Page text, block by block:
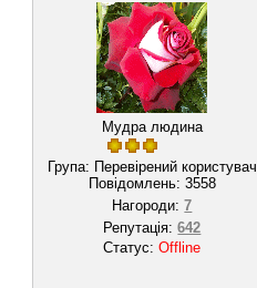
Мудра людина
Група: Перевірений користувач
Повідомлень: 3558
Нагороди:7
Репутація:642
Статус:Offline